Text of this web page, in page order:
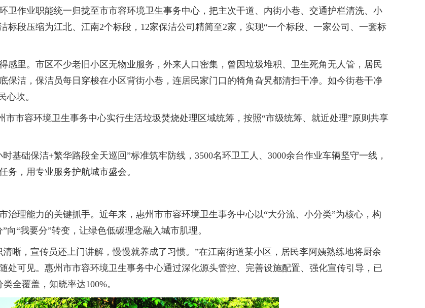
卫作业职能统一归拢至市市容环境卫生事务中心，把主次干道、内街小巷、交通护栏清洗、小
标段压缩为江北、江南2个标段，12家保洁公司精简至2家，实现“一个标段、一家公司、一套标
里。市区不少老旧小区无物业服务，外来人口密集，曾因垃圾堆积、卫生死角无人管，居民
保洁，保洁员每日穿梭在小区背街小巷，连居民家门口的犄角旮旯都清扫干净。如今街巷干净
心坎。
市容环境卫生事务中心实行生活垃圾焚烧处理区域统筹，按照“市级统筹、就近处理”原则共享
础保洁+繁华路段全天巡回”标准筑牢防线，3500名环卫工人、3000余台作业车辆坚守一线，
务，用专业服务护航城市盛会。
理能力的关键抓手。近年来，惠州市市容环境卫生事务中心以“大分流、小分类”为核心，构
“我要分”转变，让绿色低碳理念融入城市肌理。
，宣传员还上门讲解，慢慢就养成了习惯。”在江南街道某小区，居民李阿姨熟练地将厨余
处可见。惠州市市容环境卫生事务中心通过深化源头管控、完善设施配置、强化宣传引导，已
全覆盖，知晓率达100%。